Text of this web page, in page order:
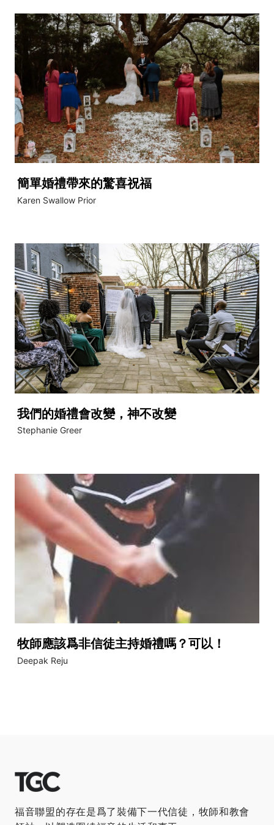
簡單婚禮帶來的驚喜祝福
Karen Swallow Prior
我們的婚禮會改變，神不改變
Stephanie Greer
牧師應該爲非信徒主持婚禮嗎？可以！
Deepak Reju
福音聯盟的存在是爲了裝備下一代信徒，牧師和教會